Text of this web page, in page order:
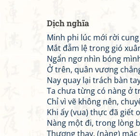
Dịch nghĩa
Minh phi lúc mới rời
Mắt đẫm lệ trong gió
Ngẩn ngơ nhìn bóng
Ở trên, quân vương
Nay quay lại trách bàn
Ta chưa từng có nàng ở
Chỉ vì vẽ không nên,
Khi ấy (vua) thực đã giết
Nàng một đi, trong lòng
Thương thay, (nàng)